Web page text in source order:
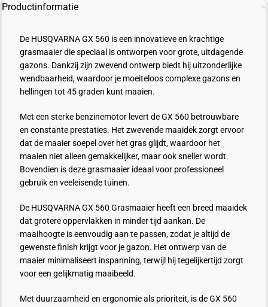
Productinformatie
De HUSQVARNA GX 560 is een innovatieve en krachtige
grasmaaier die speciaal is ontworpen voor grote, uitdagende
gazons. Dankzij zijn zwevend ontwerp biedt hij uitzonderlijke
wendbaarheid, waardoor je moeiteloos complexe gazons en
hellingen tot 45 graden kunt maaien.
Met een sterke benzinemotor levert de GX 560 betrouwbare
en constante prestaties. Het zwevende maaidek zorgt ervoor
dat de maaier soepel over het gras glijdt, waardoor het
maaien niet alleen gemakkelijker, maar ook sneller wordt.
Bovendien is deze grasmaaier ideaal voor professioneel
gebruik en veeleisende tuinen.
De HUSQVARNA GX 560 Grasmaaier heeft een breed maaidek
dat grotere oppervlakken in minder tijd aankan. De
maaihoogte is eenvoudig aan te passen, zodat je altijd de
gewenste finish krijgt voor je gazon. Het ontwerp van de
maaier minimaliseert inspanning, terwijl hij tegelijkertijd zorgt
voor een gelijkmatig maaibeeld.
Met duurzaamheid en ergonomie als prioriteit, is de GX 560